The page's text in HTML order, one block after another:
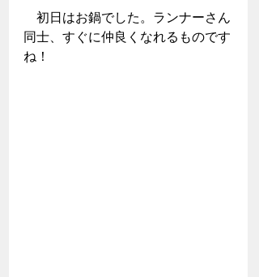
初日はお鍋でした。ランナーさん
同士、すぐに仲良くなれるものです
ね！